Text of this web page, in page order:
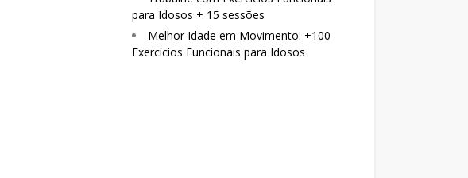
para Idosos + 15 sessões
Melhor Idade em Movimento: +100
Exercícios Funcionais para Idosos